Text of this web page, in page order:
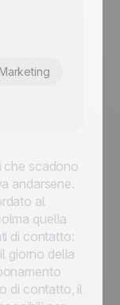
che scadono
andarsene.
al
quella
di contatto:
giorno della
di contatto, il